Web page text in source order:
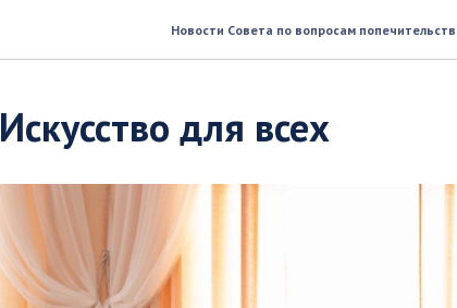
Новости Совета по вопросам
Искусство для всех